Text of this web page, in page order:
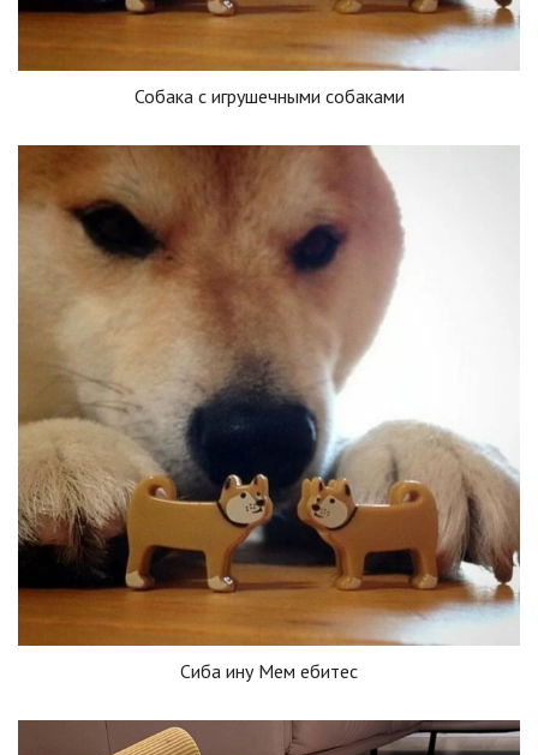
Собака с игрушечными собаками
Сиба ину Мем ебитес